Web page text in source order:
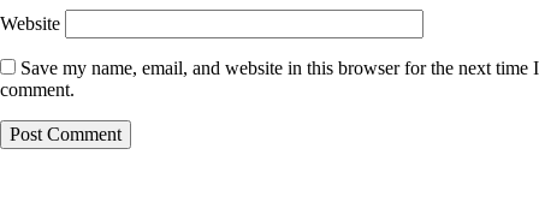
Website
Save my name, email, and website in this browser for the next time I
comment.